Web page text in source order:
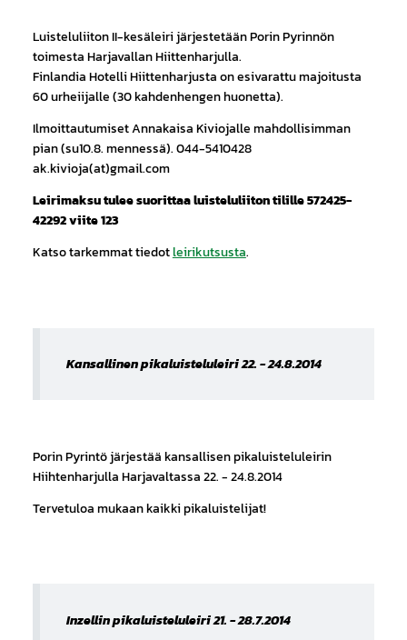
Luisteluliiton II-kesäleiri järjestetään Porin Pyrinnön
toimesta Harjavallan Hiittenharjulla.
Finlandia Hotelli Hiittenharjusta on esivarattu majoitusta
60 urheiijalle (30 kahdenhengen huonetta).
Ilmoittautumiset Annakaisa Kiviojalle mahdollisimman
pian (su10.8. mennessä). 044-5410428
ak.kivioja(at)gmail.com
Leirimaksu tulee suorittaa luisteluliiton tilille 572425-
42292 viite 123
Katso tarkemmat tiedotleirikutsusta.
Kansallinen pikaluisteluleiri 22. - 24.8.2014
Porin Pyrintö järjestää kansallisen pikaluisteluleirin
Hiihtenharjulla Harjavaltassa 22. - 24.8.2014
Tervetuloa mukaan kaikki pikaluistelijat!
Inzellin pikaluisteluleiri 21. - 28.7.2014